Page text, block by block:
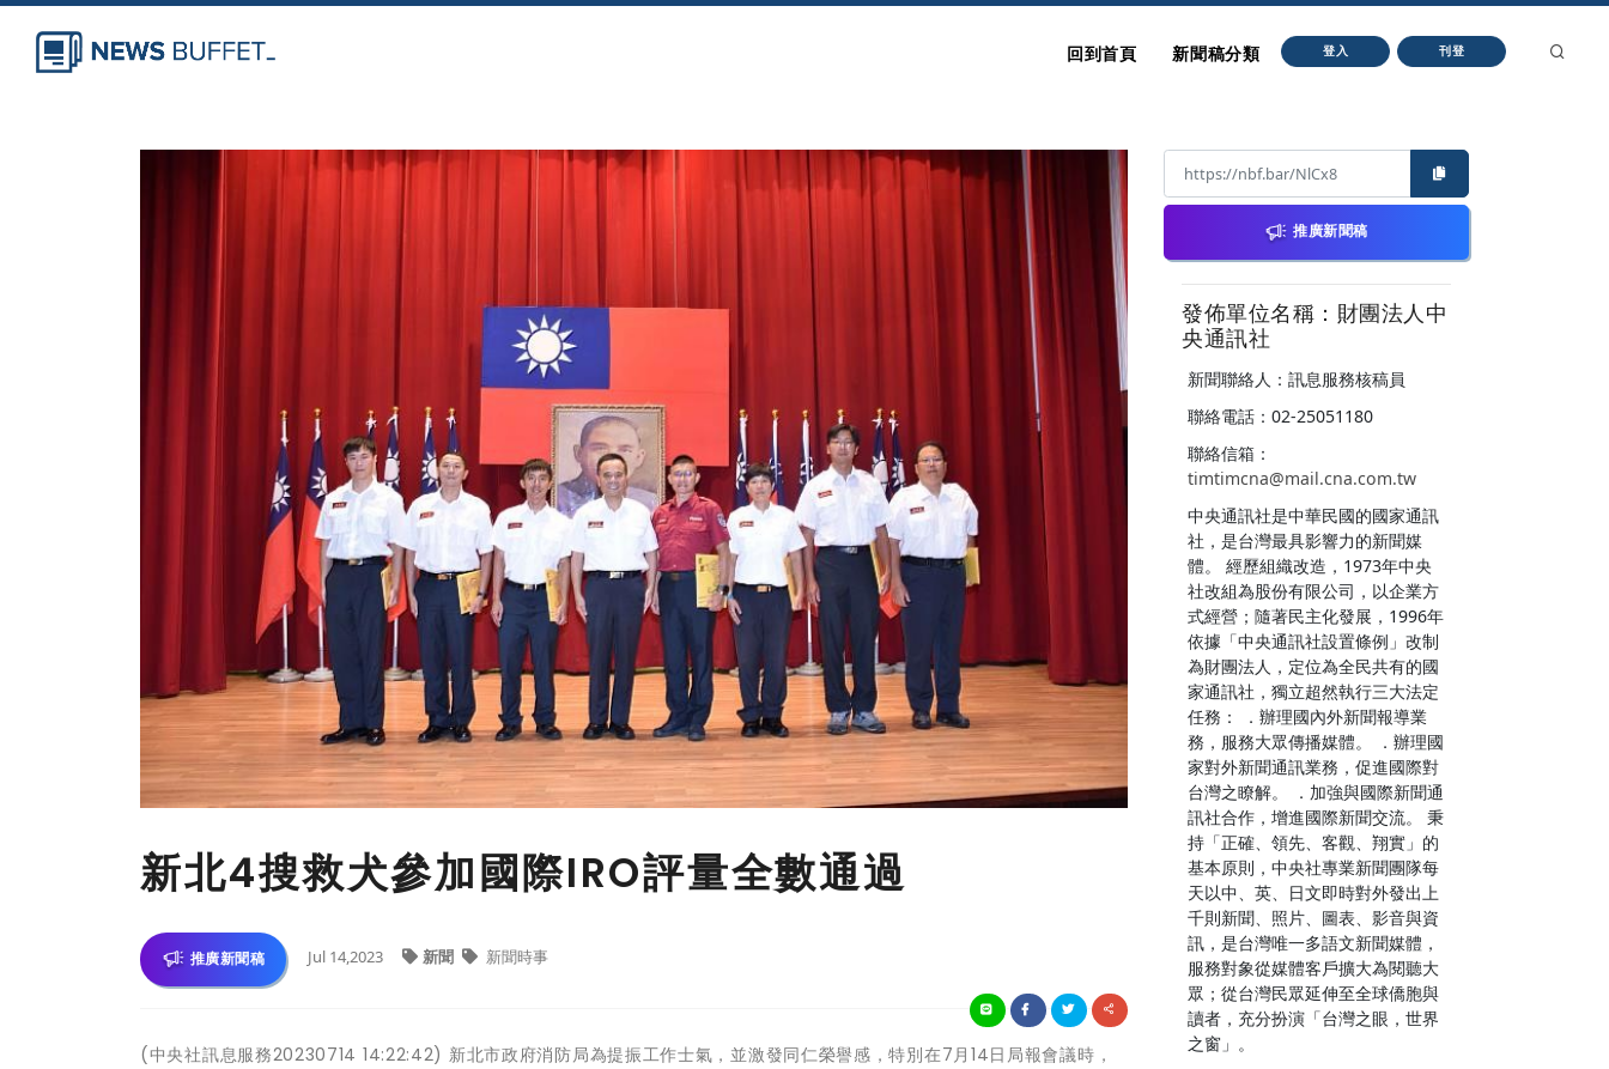
回到首頁 新聞稿分類 登入 刊登
新北4搜救犬參加國際IRO評量全數通過
推廣新聞稿 Jul 14,2023 新聞 新聞時事
(中央社訊息服務20230714 14:22:42) 新北市政府消防局為提振工作士氣，並激發同仁榮譽感，特別在7月14日局報會議時，
推廣新聞稿
發佈單位名稱：財團法人中
央通訊社
新聞聯絡人：訊息服務核稿員
聯絡電話：02-25051180
聯絡信箱：
timtimcna@mail.cna.com.tw
中央通訊社是中華民國的國家通訊
社，是台灣最具影響力的新聞媒
體。 經歷組織改造，1973年中央
社改組為股份有限公司，以企業方
式經營；隨著民主化發展，1996年
依據「中央通訊社設置條例」改制
為財團法人，定位為全民共有的國
家通訊社，獨立超然執行三大法定
任務： ．辦理國內外新聞報導業
務，服務大眾傳播媒體。 ．辦理國
家對外新聞通訊業務，促進國際對
台灣之瞭解。 ．加強與國際新聞通
訊社合作，增進國際新聞交流。 秉
持「正確、領先、客觀、翔實」的
基本原則，中央社專業新聞團隊每
天以中、英、日文即時對外發出上
千則新聞、照片、圖表、影音與資
訊，是台灣唯一多語文新聞媒體，
服務對象從媒體客戶擴大為閱聽大
眾；從台灣民眾延伸至全球僑胞與
讀者，充分扮演「台灣之眼，世界
之窗」。